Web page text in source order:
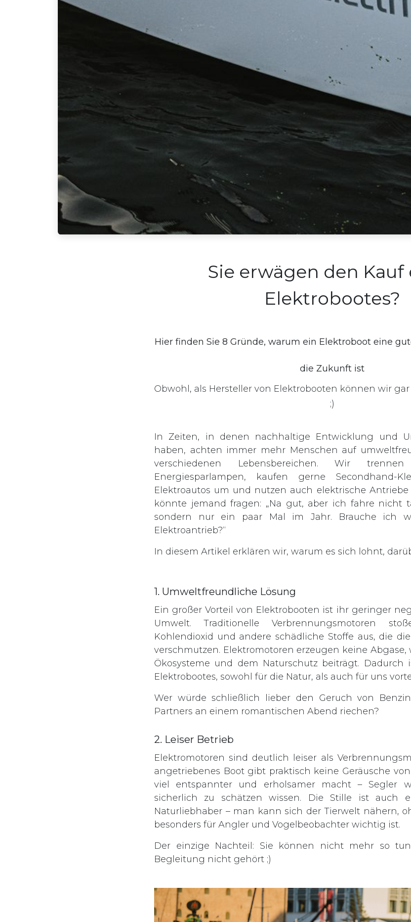
Sie erwägen den Kauf
Elektrobootes?
Hier finden Sie 8 Gründe, warum ein Elektroboot eine
die Zukunft ist
Obwohl, als Hersteller von Elektrobooten können wir
;)
In Zeiten, in denen nachhaltige Entwicklung und
haben, achten immer mehr Menschen auf
verschiedenen Lebensbereichen. Wir
Energiesparlampen, kaufen gerne Secondhand-
Elektroautos um und nutzen auch elektrische Antriebe
könnte jemand fragen: „Na gut, aber ich fahre nicht
sondern nur ein paar Mal im Jahr. Brauche ich
Elektroantrieb?“
In diesem Artikel erklären wir, warum es sich lohnt,
1. Umweltfreundliche Lösung
Ein großer Vorteil von Elektrobooten ist ihr geringer
Umwelt. Traditionelle Verbrennungsmotoren
Kohlendioxid und andere schädliche Stoffe aus, die
verschmutzen. Elektromotoren erzeugen keine
Ökosysteme und dem Naturschutz beiträgt. Dadurch
Elektrobootes, sowohl für die Natur, als auch für uns
Wer würde schließlich lieber den Geruch von
Partners an einem romantischen Abend riechen?
2. Leiser Betrieb
Elektromotoren sind deutlich leiser als
angetriebenes Boot gibt praktisch keine Geräusche
viel entspannter und erholsamer macht – Segler
sicherlich zu schätzen wissen. Die Stille ist auch
Naturliebhaber – man kann sich der Tierwelt nähern,
besonders für Angler und Vogelbeobachter wichtig ist.
Der einzige Nachteil: Sie können nicht mehr so
Begleitung nicht gehört ;)